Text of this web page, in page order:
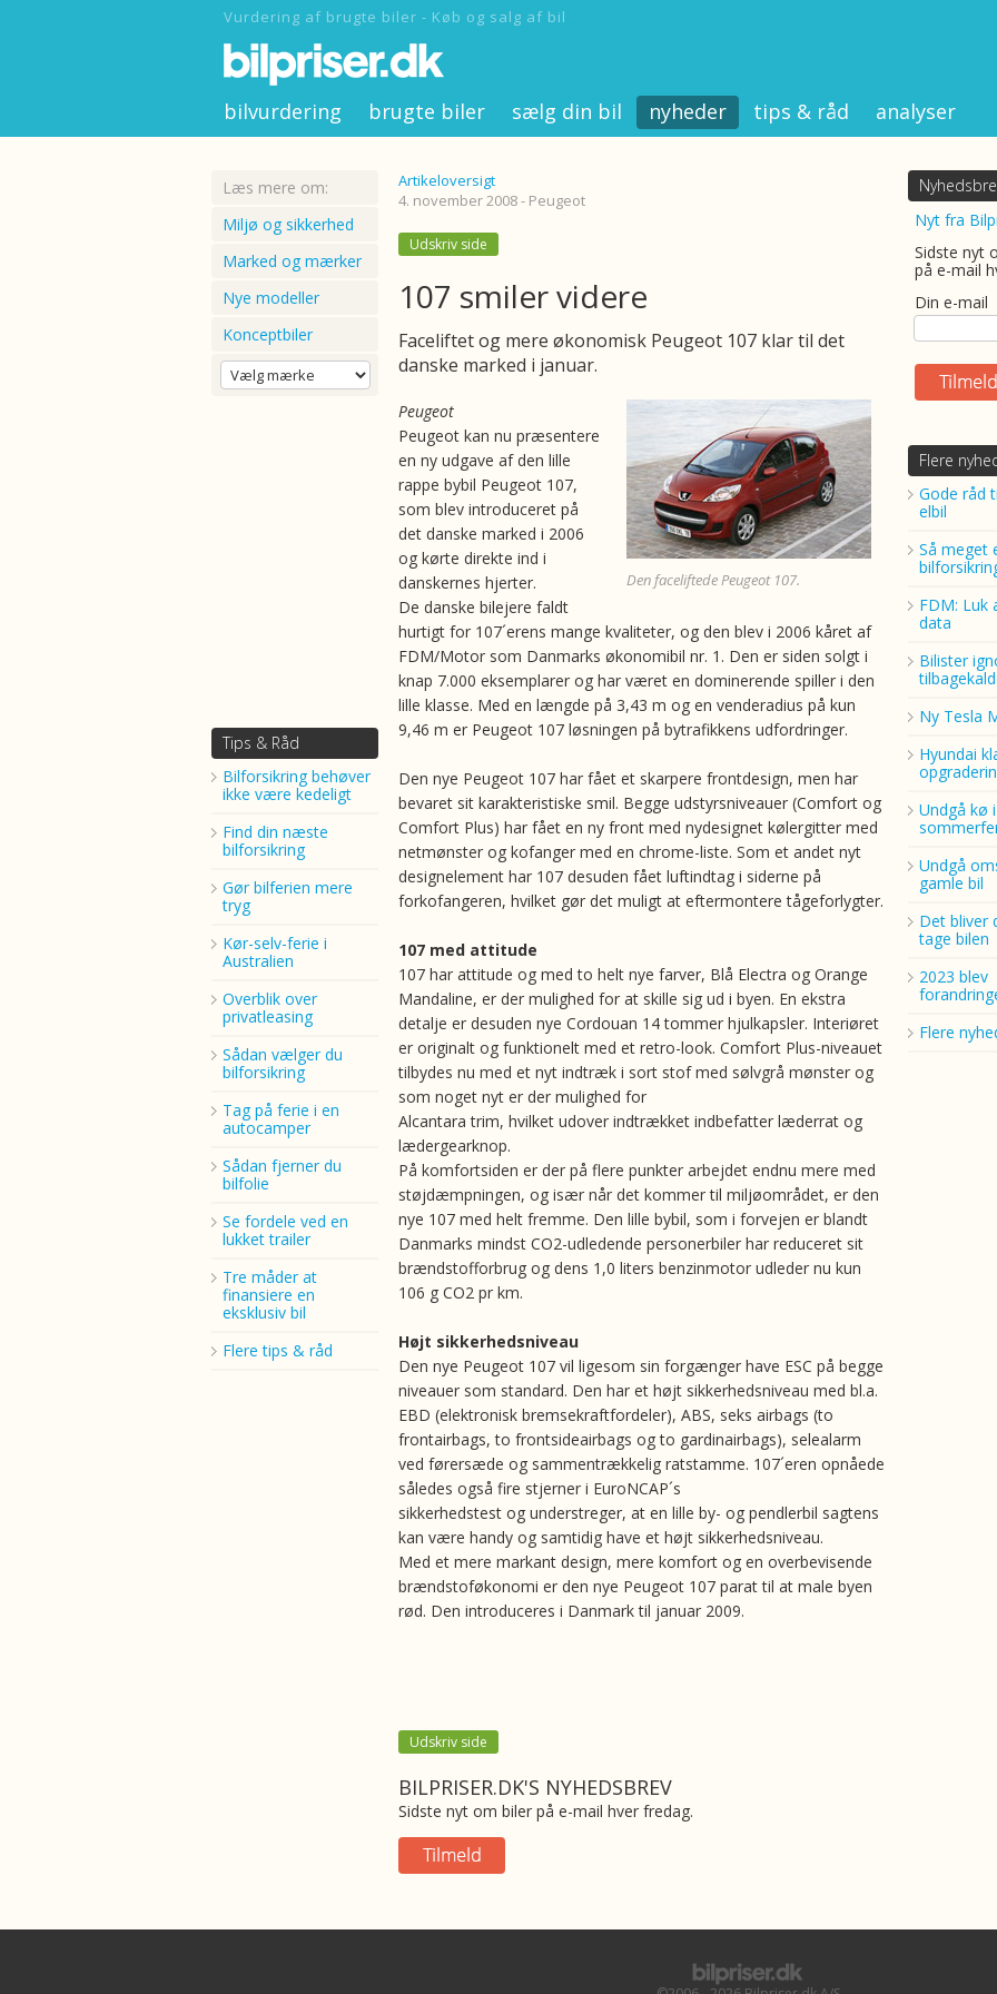
Vurdering af brugte biler - Køb og salg af bil
bilvurdering brugte biler sælg din bil nyheder tips & råd analyser
Læs mere om:
Miljø og sikkerhed
Marked og mærker
Nye modeller
Konceptbiler
Tips & Råd
Bilforsikring behøver
ikke være kedeligt
Find din næste
bilforsikring
Gør bilferien mere
tryg
Kør-selv-ferie i
Australien
Overblik over
privatleasing
Sådan vælger du
bilforsikring
Tag på ferie i en
autocamper
Sådan fjerner du
bilfolie
Se fordele ved en
lukket trailer
Tre måder at
finansiere en
eksklusiv bil
Flere tips & råd
Artikeloversigt
4. november 2008 - Peugeot
Udskriv side
107 smiler videre
Faceliftet og mere økonomisk Peugeot 107 klar til det
danske marked i januar.
Den faceliftede Peugeot 107.
Peugeot
Peugeot kan nu præsentere
en ny udgave af den lille
rappe bybil Peugeot 107,
som blev introduceret på
det danske marked i 2006
og kørte direkte ind i
danskernes hjerter.
De danske bilejere faldt
hurtigt for 107´erens mange kvaliteter, og den blev i 2006 kåret af
FDM/Motor som Danmarks økonomibil nr. 1. Den er siden solgt i
knap 7.000 eksemplarer og har været en dominerende spiller i den
lille klasse. Med en længde på 3,43 m og en venderadius på kun
9,46 m er Peugeot 107 løsningen på bytrafikkens udfordringer.
Den nye Peugeot 107 har fået et skarpere frontdesign, men har
bevaret sit karakteristiske smil. Begge udstyrsniveauer (Comfort og
Comfort Plus) har fået en ny front med nydesignet kølergitter med
netmønster og kofanger med en chrome-liste. Som et andet nyt
designelement har 107 desuden fået luftindtag i siderne på
forkofangeren, hvilket gør det muligt at eftermontere tågeforlygter.
107 med attitude
107 har attitude og med to helt nye farver, Blå Electra og Orange
Mandaline, er der mulighed for at skille sig ud i byen. En ekstra
detalje er desuden nye Cordouan 14 tommer hjulkapsler. Interiøret
er originalt og funktionelt med et retro-look. Comfort Plus-niveauet
tilbydes nu med et nyt indtræk i sort stof med sølvgrå mønster og
som noget nyt er der mulighed for
Alcantara trim, hvilket udover indtrækket indbefatter læderrat og
lædergearknop.
På komfortsiden er der på flere punkter arbejdet endnu mere med
støjdæmpningen, og især når det kommer til miljøområdet, er den
nye 107 med helt fremme. Den lille bybil, som i forvejen er blandt
Danmarks mindst CO2-udledende personerbiler har reduceret sit
brændstofforbrug og dens 1,0 liters benzinmotor udleder nu kun
106 g CO2 pr km.
Højt sikkerhedsniveau
Den nye Peugeot 107 vil ligesom sin forgænger have ESC på begge
niveauer som standard. Den har et højt sikkerhedsniveau med bl.a.
EBD (elektronisk bremsekraftfordeler), ABS, seks airbags (to
frontairbags, to frontsideairbags og to gardinairbags), selealarm
ved førersæde og sammentrækkelig ratstamme. 107´eren opnåede
således også fire stjerner i EuroNCAP´s
sikkerhedstest og understreger, at en lille by- og pendlerbil sagtens
kan være handy og samtidig have et højt sikkerhedsniveau.
Med et mere markant design, mere komfort og en overbevisende
brændstoføkonomi er den nye Peugeot 107 parat til at male byen
rød. Den introduceres i Danmark til januar 2009.
Udskriv side
BILPRISER.DK'S NYHEDSBREV
Sidste nyt om biler på e-mail hver fredag.
Nyt fra
Sidste nyt
på e-mail
Din e-mail
Flere
Gode råd
elbil
Så meget
FDM: Luk
data
Bilister
Ny Tesla
Hyundai
Undgå kø i
Undgå
gamle bil
Det bliver
tage bilen
2023 blev
Flere